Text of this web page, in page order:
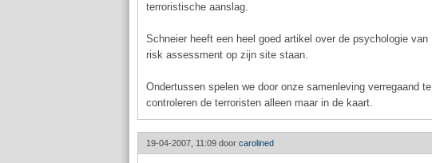
terroristische aanslag.
Schneier heeft een heel goed artikel over de psychologie van
risk assessment op zijn site staan.
Ondertussen spelen we door onze samenleving verregaand te
controleren de terroristen alleen maar in de kaart.
19-04-2007, 11:09 door carolined